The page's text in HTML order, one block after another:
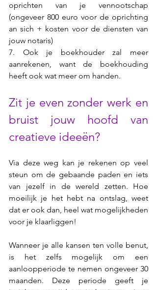
oprichten van je vennootschap
(ongeveer 800 euro voor de oprichting
an sich + kosten voor de diensten van
jouw notaris)
7. Ook je boekhouder zal meer
aanrekenen, want de boekhouding
heeft ook wat meer om handen.
Zit je even zonder werk en
bruist jouw hoofd van
creatieve ideeën?
Via deze weg kan je rekenen op veel
steun om de gebaande paden en iets
van jezelf in de wereld zetten. Hoe
moeilijk je het hebt na ontslag, weet
dat er ook dan, heel wat mogelijkheden
voor je klaarliggen!
Wanneer je alle kansen ten volle benut,
is het zelfs mogelijk om een
aanloopperiode te nemen ongeveer 30
maanden. Deze periode geeft je